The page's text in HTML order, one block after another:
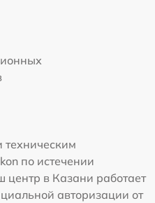
по истечении
центр в Казани работает
авторизации от